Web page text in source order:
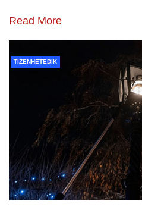
Read More
TIZENHETEDIK